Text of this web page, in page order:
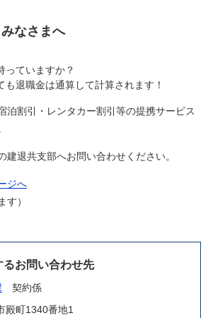
なさまへ
っていますか？
も退職金は通算して計算されます！
泊割引・レンタカー割引等の提携サービス
建退共支部へお問い合わせください。
ジへ
す）
るお問い合わせ先
契約係
殿町1340番地1